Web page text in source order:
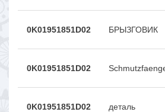
0K01951851D02 БРЫЗГОВИК
0K01951851D02
0K01951851D02 деталь